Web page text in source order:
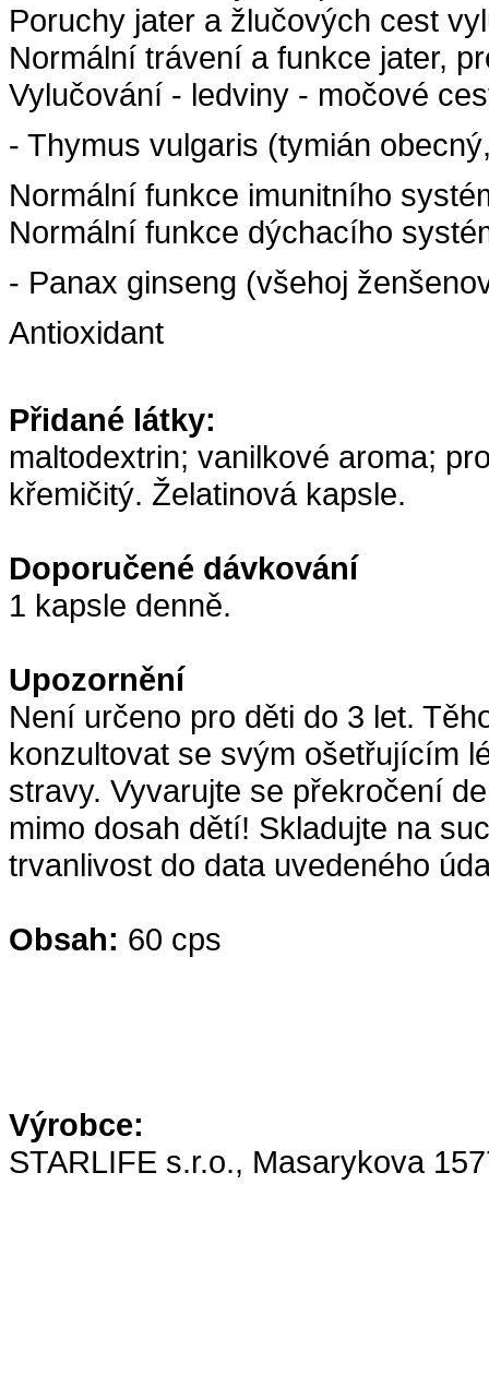
Poruchy jater a žlučových cest
Normální trávení a funkce jater,
Vylučování - ledviny - močové
- Thymus vulgaris (tymián
Normální funkce imunitního
Normální funkce dýchacího
- Panax ginseng (všehoj
Antioxidant
Přidané látky:
maltodextrin; vanilkové aroma;
křemičitý. Želatinová kapsle.
Doporučené dávkování
1 kapsle denně.
Upozornění
Není určeno pro děti do 3 let.
konzultovat se svým ošetřujícím
stravy. Vyvarujte se překročení
mimo dosah dětí! Skladujte na
trvanlivost do data uvedeného
Obsah: 60 cps
Výrobce:
STARLIFE s.r.o., Masarykova